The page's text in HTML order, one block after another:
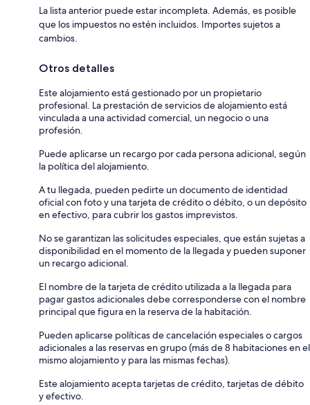
La lista anterior puede estar incompleta. Además, es posible
que los impuestos no estén incluidos. Importes sujetos a
cambios.
Otros detalles
Este alojamiento está gestionado por un propietario
profesional. La prestación de servicios de alojamiento está
vinculada a una actividad comercial, un negocio o una
profesión.
Puede aplicarse un recargo por cada persona adicional, según
la política del alojamiento.
A tu llegada, pueden pedirte un documento de identidad
oficial con foto y una tarjeta de crédito o débito, o un depósito
en efectivo, para cubrir los gastos imprevistos.
No se garantizan las solicitudes especiales, que están sujetas a
disponibilidad en el momento de la llegada y pueden suponer
un recargo adicional.
El nombre de la tarjeta de crédito utilizada a la llegada para
pagar gastos adicionales debe corresponderse con el nombre
principal que figura en la reserva de la habitación.
Pueden aplicarse políticas de cancelación especiales o cargos
adicionales a las reservas en grupo (más de 8 habitaciones en el
mismo alojamiento y para las mismas fechas).
Este alojamiento acepta tarjetas de crédito, tarjetas de débito
y efectivo.